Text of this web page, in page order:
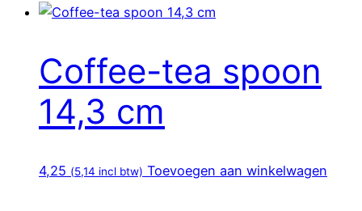
Coffee-tea spoon
14,3 cm
4,25 (5,14 incl btw) Toevoegen aan winkelwagen